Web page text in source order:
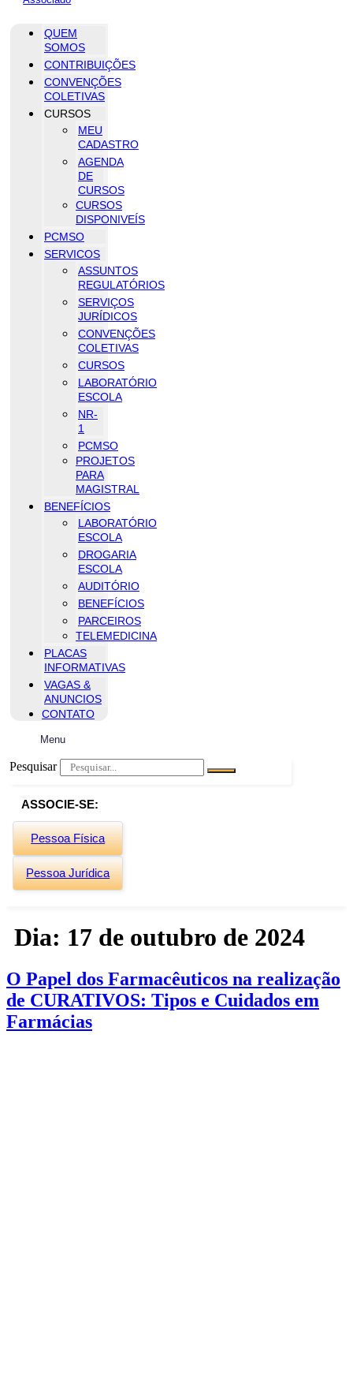
QUEM
SOMOS
CONTRIBUIÇÕES
CONVENÇÕES
COLETIVAS
CURSOS
MEU
CADASTRO
AGENDA
DE
CURSOS
CURSOS
DISPONIVEÍS
PCMSO
SERVICOS
ASSUNTOS
REGULATÓRIOS
SERVIÇOS
JURÍDICOS
CONVENÇÕES
COLETIVAS
CURSOS
LABORATÓRIO
ESCOLA
NR-
1
PCMSO
PROJETOS
PARA
MAGISTRAL
BENEFÍCIOS
LABORATÓRIO
ESCOLA
DROGARIA
ESCOLA
AUDITÓRIO
BENEFÍCIOS
PARCEIROS
TELEMEDICINA
PLACAS
INFORMATIVAS
VAGAS &
ANUNCIOS
CONTATO
Menu
Pesquisar
ASSOCIE-SE:
Pessoa Física
Pessoa Jurídica
Dia: 17 de outubro de 2024
O Papel dos Farmacêuticos na realização
de CURATIVOS: Tipos e Cuidados em
Farmácias